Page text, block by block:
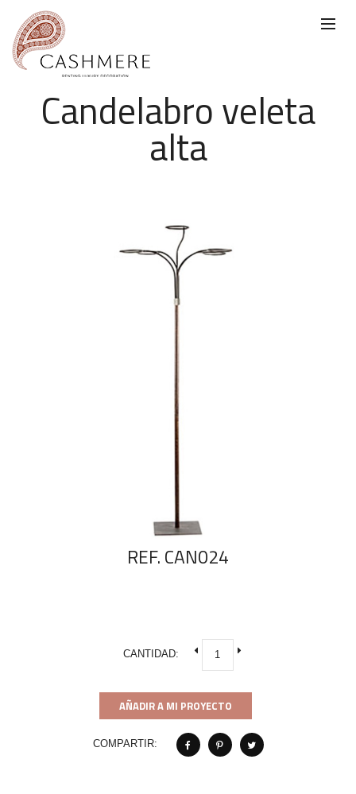
Candelabro veleta
alta
REF. CAN024
CANTIDAD:
AÑADIR A MI PROYECTO
COMPARTIR: